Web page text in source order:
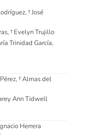
† José
† Evelyn Trujillo
Trinidad García,
† Almas del
Ann Tidwell
Herrera